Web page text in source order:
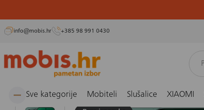
Preskoči
info@mobis.hr +385 98 991 0430
Sve kategorije Mobiteli Slušalice XIAOMI
Mobiteli i fiksni telefoni